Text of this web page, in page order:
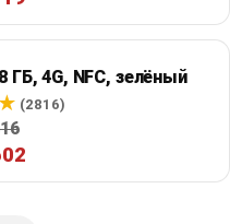
ГБ, 4G, NFC, зелёный
(2816)